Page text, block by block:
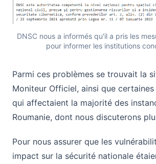
DNSC nous a informés qu'il a pris les
pour informer les institutions
Parmi ces problèmes se trouvait la
Moniteur Officiel, ainsi que
qui affectaient la majorité des
Roumanie, dont nous discuterons
Pour nous assurer que les
impact sur la sécurité nationale